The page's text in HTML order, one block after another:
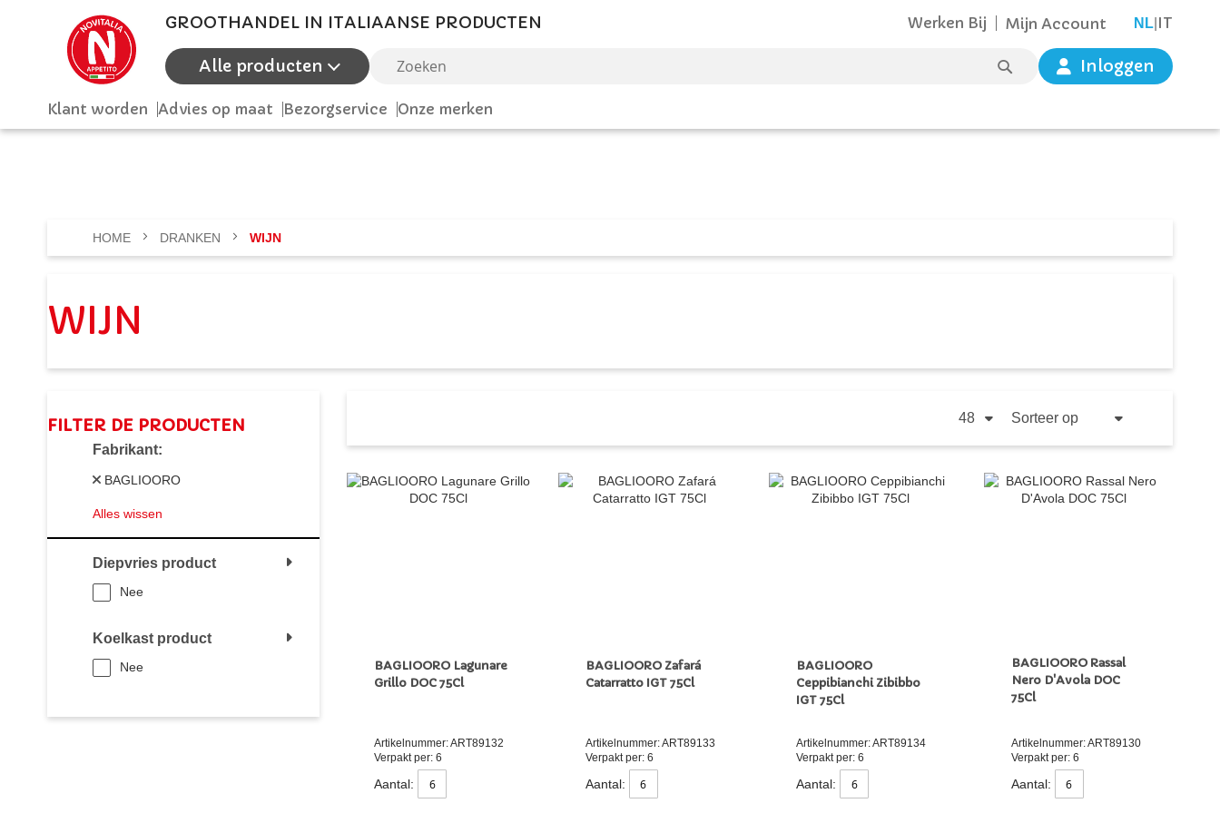
GROOTHANDEL IN ITALIAANSE PRODUCTEN Werken Bij Mijn Account TAALNL IT
Alle producten ZOEK Inloggen
Klant worden Advies op maat Bezorgservice Onze merken
HOME DRANKEN WIJN
WIJN
TOON
PER
SORTEER
VAN
NAAR
BAGLIOORO Lagunare
Grillo DOC 75Cl
Artikelnummer: ART89132
Verpakt per: 6
Aantal:
BAGLIOORO Zafará
Catarratto IGT 75Cl
Artikelnummer: ART89133
Verpakt per: 6
Aantal:
BAGLIOORO
Ceppibianchi Zibibbo
IGT 75Cl
Artikelnummer: ART89134
Verpakt per: 6
Aantal:
BAGLIOORO Rassal
Nero D'Avola DOC
75Cl
Artikelnummer: ART89130
Verpakt per: 6
Aantal:
FILTER DE PRODUCTEN
Fabrikant
BAGLIOORO
Alles wissen
Diepvries product
Nee
Koelkast product
Nee